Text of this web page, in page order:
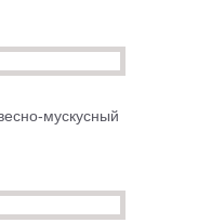
мускусный